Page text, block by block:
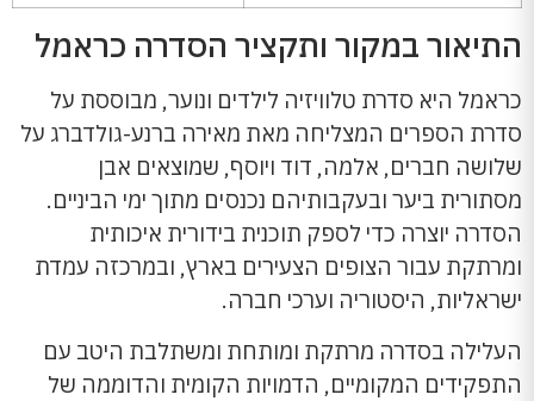
התיאור במקור ותקציר הסדרה כראמל
כראמל היא סדרת טלוויזיה לילדים ונוער, מבוססת על
סדרת הספרים המצליחה מאת מאירה ברנע-גולדברג על
שלושה חברים, אלמה, דוד ויוסף, שמוצאים אבן
מסתורית ביער ובעקבותיהם נכנסים מתוך ימי הביניים.
הסדרה יוצרה כדי לספק תוכנית בידורית איכותית
ומרתקת עבור הצופים הצעירים בארץ, ובמרכזה עמדת
ישראליות, היסטוריה וערכי חברה.
העלילה בסדרה מרתקת ומותחת ומשתלבת היטב עם
התפקידים המקומיים, הדמויות הקומית והדוממה של